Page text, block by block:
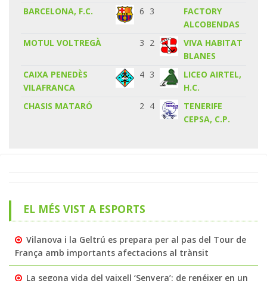
BARCELONA, F.C. 6 3
FACTORY
ALCOBENDAS
MOTUL VOLTREGÀ
3 2
VIVA HABITAT
BLANES
CAIXA PENEDÈS
VILAFRANCA
4 3
LICEO AIRTEL,
H.C.
CHASIS MATARÓ
2 4
TENERIFE
CEPSA, C.P.
EL MÉS VIST A ESPORTS
Vilanova i la Geltrú es prepara per al pas del Tour de
França amb importants afectacions al trànsit
La segona vida del vaixell ‘Senyera’: de renéixer en un